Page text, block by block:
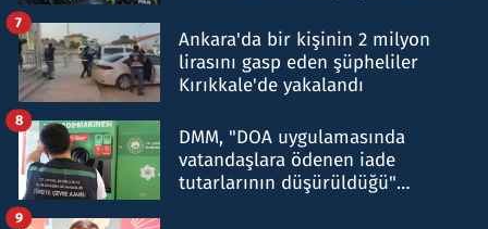
Ankara'da bir kişinin 2 milyon
lirasını gasp eden şüpheliler
Kırıkkale'de yakalandı
7
DMM, "DOA uygulamasında
vatandaşlara ödenen iade
tutarlarının düşürüldüğü"
8
9